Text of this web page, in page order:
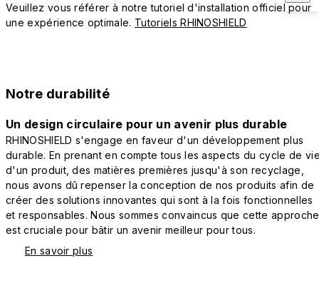
Veuillez vous référer à notre tutoriel d'installation officiel pour
une expérience optimale. Tutoriels RHINOSHIELD
Notre durabilité
Un design circulaire pour un avenir plus durable
RHINOSHIELD s'engage en faveur d'un développement plus
durable. En prenant en compte tous les aspects du cycle de
d'un produit, des matières premières jusqu'à son recyclage,
nous avons dû repenser la conception de nos produits afin de
créer des solutions innovantes qui sont à la fois fonctionnelles
et responsables. Nous sommes convaincus que cette approche
est cruciale pour bâtir un avenir meilleur pour tous.
En savoir plus